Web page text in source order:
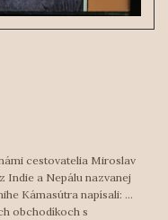
cestovatelia Miroslav
Indie a Nepálu nazvanej
Kámasútra napísali: …
obchodíkoch s